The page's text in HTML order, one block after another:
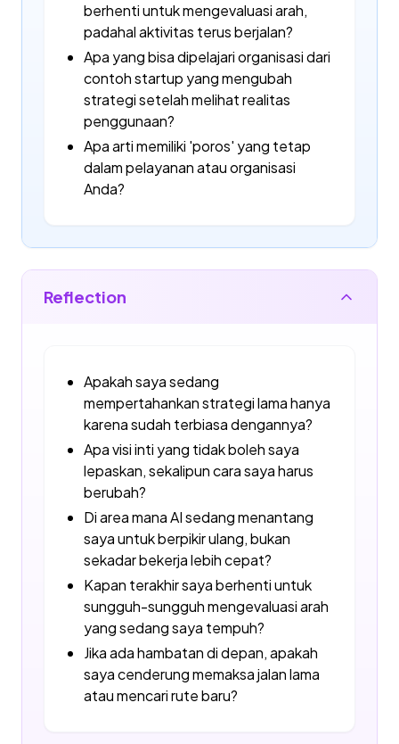
berhenti untuk mengevaluasi arah,
padahal aktivitas terus berjalan?
Apa yang bisa dipelajari organisasi dari
contoh startup yang mengubah
strategi setelah melihat realitas
penggunaan?
Apa arti memiliki 'poros' yang tetap
dalam pelayanan atau organisasi
Anda?
Reflection
Apakah saya sedang
mempertahankan strategi lama hanya
karena sudah terbiasa dengannya?
Apa visi inti yang tidak boleh saya
lepaskan, sekalipun cara saya harus
berubah?
Di area mana AI sedang menantang
saya untuk berpikir ulang, bukan
sekadar bekerja lebih cepat?
Kapan terakhir saya berhenti untuk
sungguh-sungguh mengevaluasi arah
yang sedang saya tempuh?
Jika ada hambatan di depan, apakah
saya cenderung memaksa jalan lama
atau mencari rute baru?